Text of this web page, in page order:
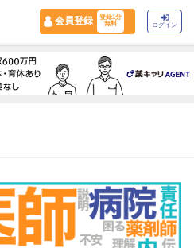
会員登録
登録1分
無料
ログイン